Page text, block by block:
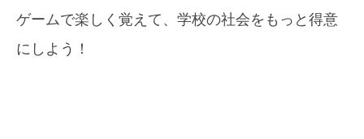
ゲームで楽しく覚えて、学校の社会をもっと得意
にしよう！